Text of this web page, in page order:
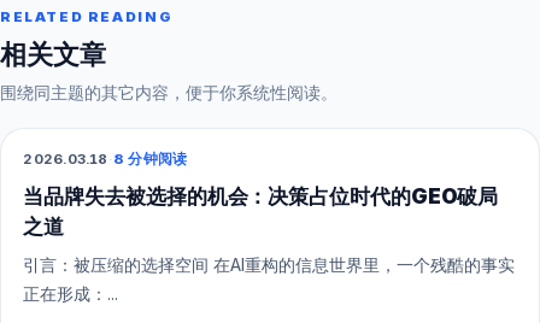
RELATED READING
相关文章
围绕同主题的其它内容，便于你系统性阅读。
GEO
2026.03.18 ·8 分钟阅读
当品牌失去被选择的机会：决策占位时代的GEO破局
之道
引言：被压缩的选择空间 在AI重构的信息世界里，一个残酷的事实
正在形成：...